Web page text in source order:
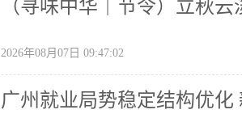
（寻味中华｜节令）立秋
2026年08月07日 09:47:02
广州就业局势稳定结构优化